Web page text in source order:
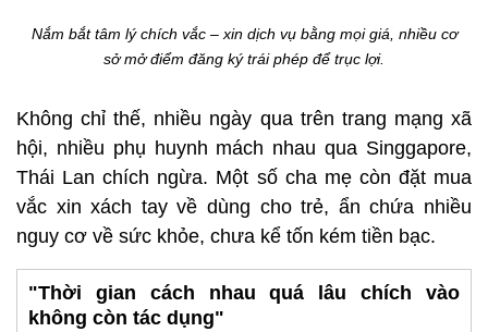
Nắm bắt tâm lý chích vắc – xin dịch vụ bằng mọi giá, nhiều cơ
sở mở điểm đăng ký trái phép để trục lợi.
Không chỉ thế, nhiều ngày qua trên trang mạng xã
hội, nhiều phụ huynh mách nhau qua Singgapore,
Thái Lan chích ngừa. Một số cha mẹ còn đặt mua
vắc xin xách tay về dùng cho trẻ, ẩn chứa nhiều
nguy cơ về sức khỏe, chưa kể tốn kém tiền bạc.
"Thời gian cách nhau quá lâu chích vào
không còn tác dụng"